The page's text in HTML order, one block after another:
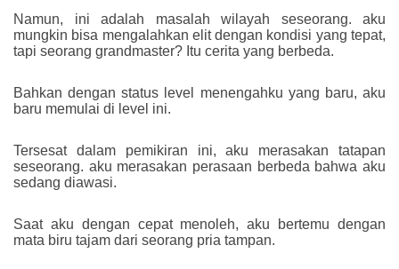
Namun, ini adalah masalah wilayah seseorang. aku
mungkin bisa mengalahkan elit dengan kondisi yang tepat,
tapi seorang grandmaster? Itu cerita yang berbeda.
Bahkan dengan status level menengahku yang baru, aku
baru memulai di level ini.
Tersesat dalam pemikiran ini, aku merasakan tatapan
seseorang. aku merasakan perasaan berbeda bahwa aku
sedang diawasi.
Saat aku dengan cepat menoleh, aku bertemu dengan
mata biru tajam dari seorang pria tampan.